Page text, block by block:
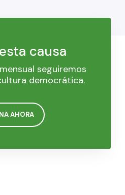
causa
seguiremos
democrática.
AHORA